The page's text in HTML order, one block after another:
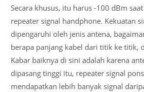
Secara khusus, itu harus -100 dBm
repeater signal handphone. Kekuatan
dipengaruhi oleh jenis antena,
berapa panjang kabel dari titik ke titik,
Kabar baiknya di sini adalah karena
dipasang tinggi itu, repeater signal
mendapatkan lebih banyak signal